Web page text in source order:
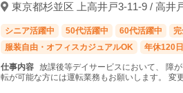
東京都杉並区 上高井戸3-11-9 / 高井
シニア活躍中 50代活躍中 60代活躍中 完
服装自由・オフィスカジュアルOK
年休120
仕事内容
放課後等デイサービスにおいて、 障
転が可能な方には運転業務もお願いします。 変